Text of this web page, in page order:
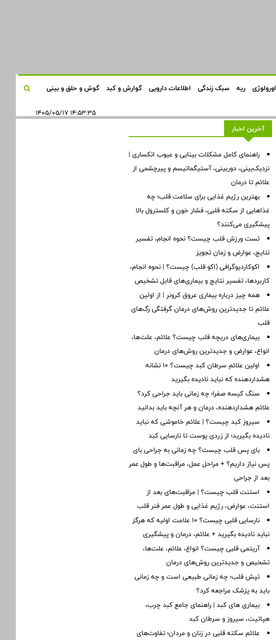
اورولوژی ریه سبک زندگی اطلاعات دارویی گوارش و کبد گوش و حلق و بینی
۱۴:۵۳:۳۵ ۱۴۰۵/۰۵/۱۷
آخرین اخبار
راهنمای کامل مشکلات بینایی و عیوب انکساری |
نزدیک‌بینی، دوربینی، آستیگماتیسم و پیرچشمی از
علائم تا درمان
بهترین رژیم غذایی برای سلامت قلب؛ چه
غذاهایی از سکته قلبی، فشار خون و کلسترول بالا
پیشگیری می‌کنند؟
تست ورزش قلب چیست؟ نحوه انجام، تفسیر
نتایج، عوارض و زمان تجویز
اکوکاردیوگرافی (اکو قلب) چیست؟ | نحوه انجام،
کاربردها، تفسیر نتایج و بیماری‌های قابل تشخیص
همه چیز درباره بیماری عروق کرونر | از اولین
علائم تا جدیدترین روش‌های درمان گرفتگی رگ‌های
قلب
بیماری‌های دریچه قلب چیست؟ علائم، علت‌ها،
انواع، عوارض و جدیدترین روش‌های درمان
اولین علائم سرطان کبد چیست؟ ۱۰ نشانه
هشداردهنده که نباید نادیده بگیرید
سنگ کیسه صفرا؛ چه زمانی باید جراحی کرد؟
علائم هشداردهنده، درمان و هر آنچه باید بدانید
سیروز کبد چیست؟ | علائم خاموشی که نباید
نادیده بگیرید؛ از زردی پوست تا نارسایی کبد
بای پس قلب چیست؟ چه زمانی به جراحی بای
پس نیاز داریم؟ + مراحل عمل، مراقبت‌ها و طول عمر
بعد از جراحی
استنت قلب چیست؟ | مراقبت‌های بعد از
استنت، عوارض، رژیم غذایی و طول عمر فنر قلب
نارسایی قلبی چیست؟ ۱۰ علامت اولیه که هرگز
نباید نادیده بگیرید + علائم، درمان و پیشگیری
آریتمی قلبی چیست؟ انواع، علائم، علت‌ها،
تشخیص و جدیدترین روش‌های درمان
تپش قلب؛ چه زمانی طبیعی است و چه زمانی
باید به پزشک مراجعه کرد؟
بیماری های کبد | راهنمای جامع کبد چرب،
هپاتیت، سیروز و سرطان کبد
علائم سکته قلبی در زنان و مردان؛ تفاوت‌های